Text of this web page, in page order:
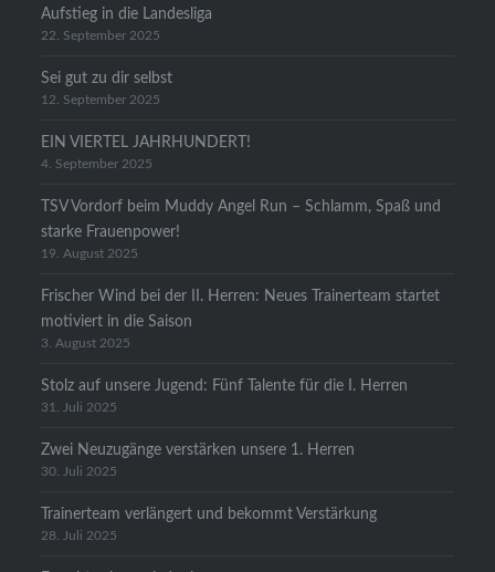
Aufstieg in die Landesliga
22. September 2025
Sei gut zu dir selbst
12. September 2025
EIN VIERTEL JAHRHUNDERT!
4. September 2025
TSV Vordorf beim Muddy Angel Run – Schlamm, Spaß und
starke Frauenpower!
19. August 2025
Frischer Wind bei der II. Herren: Neues Trainerteam startet
motiviert in die Saison
3. August 2025
Stolz auf unsere Jugend: Fünf Talente für die I. Herren
31. Juli 2025
Zwei Neuzugänge verstärken unsere 1. Herren
30. Juli 2025
Trainerteam verlängert und bekommt Verstärkung
28. Juli 2025